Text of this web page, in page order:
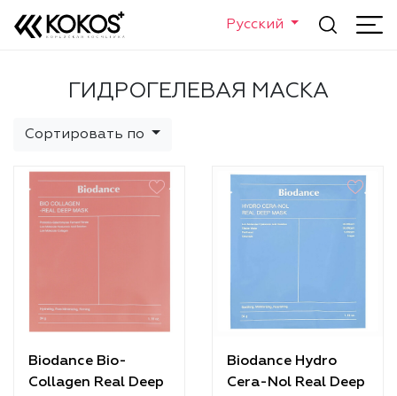
Русский
ГИДРОГЕЛЕВАЯ МАСКА
Сортировать по
Biodance Bio-
Collagen Real Deep
Biodance Hydro
Cera-Nol Real Deep